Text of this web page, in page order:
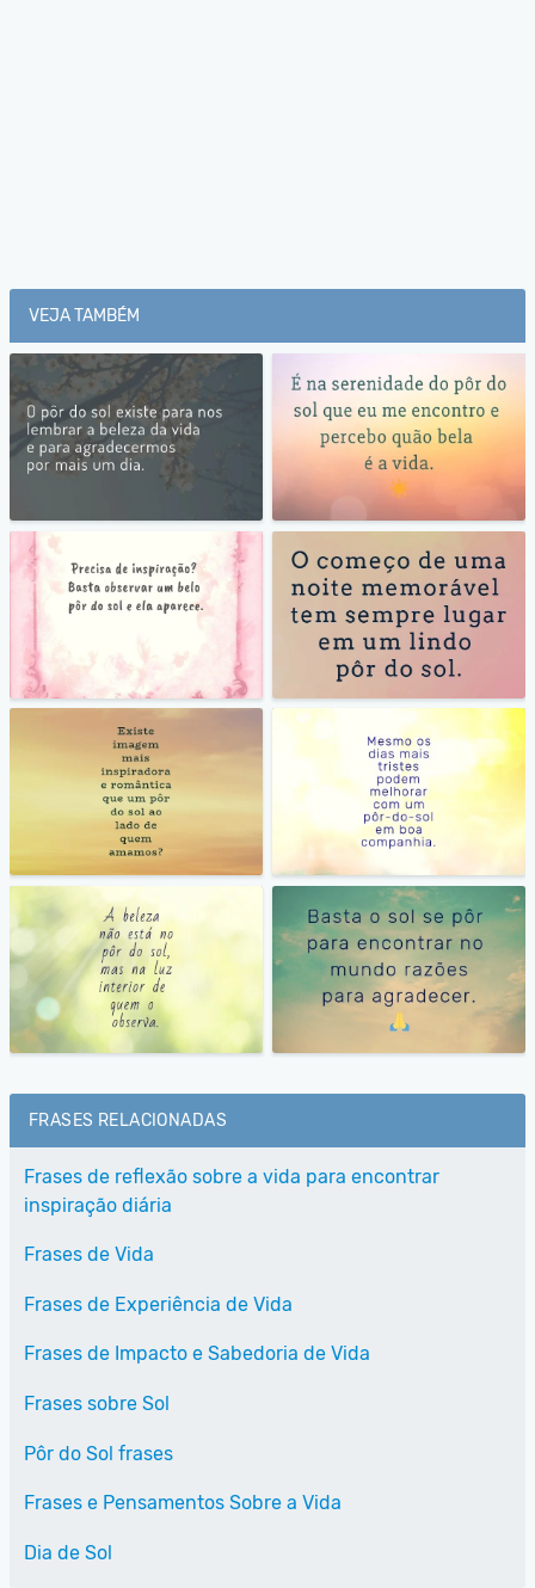
VEJA TAMBÉM
FRASES RELACIONADAS
Frases de reflexão sobre a vida para encontrar
inspiração diária
Frases de Vida
Frases de Experiência de Vida
Frases de Impacto e Sabedoria de Vida
Frases sobre Sol
Pôr do Sol frases
Frases e Pensamentos Sobre a Vida
Dia de Sol